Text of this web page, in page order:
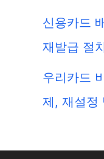
신용카드
재발급 절
우리카드
제, 재설정